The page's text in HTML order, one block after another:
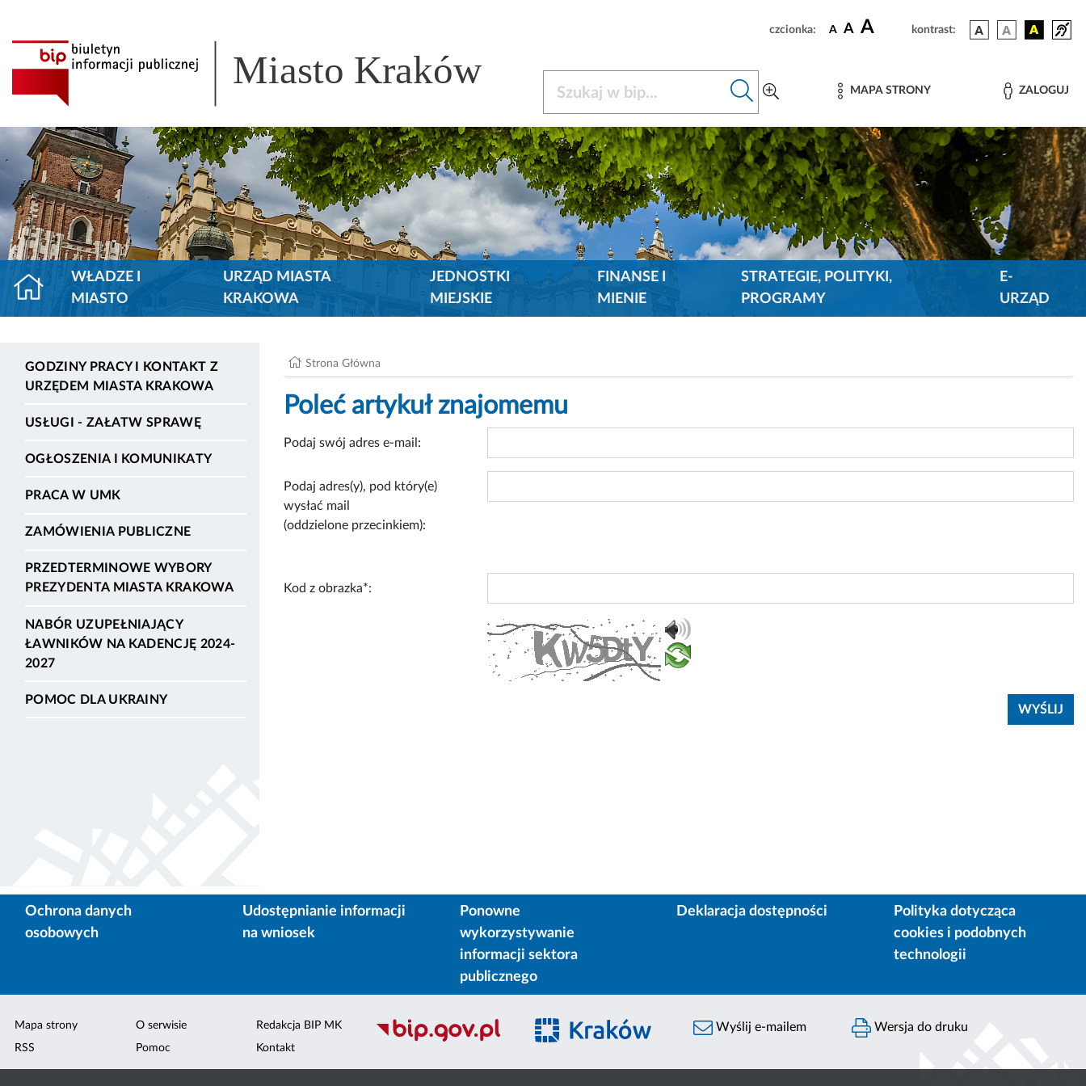
czcionka: A A A kontrast:
Miasto Kraków MAPA STRONY ZALOGUJ
WŁADZE I
MIASTO
URZĄD MIASTA
KRAKOWA
JEDNOSTKI
MIEJSKIE
FINANSE I
MIENIE
STRATEGIE, POLITYKI,
PROGRAMY
E-
URZĄD
GODZINY PRACY I KONTAKT Z
URZĘDEM MIASTA KRAKOWA
USŁUGI - ZAŁATW SPRAWĘ
OGŁOSZENIA I KOMUNIKATY
PRACA W UMK
ZAMÓWIENIA PUBLICZNE
PRZEDTERMINOWE WYBORY
PREZYDENTA MIASTA KRAKOWA
NABÓR UZUPEŁNIAJĄCY
ŁAWNIKÓW NA KADENCJĘ 2024-
2027
POMOC DLA UKRAINY
Strona Główna
Poleć artykuł znajomemu
Podaj swój adres e-mail:
Podaj adres(y), pod który(e)
wysłać mail
(oddzielone przecinkiem):
Kod z obrazka*:
Ochrona danych
osobowych
Udostępnianie informacji
na wniosek
Ponowne
wykorzystywanie
informacji sektora
publicznego
Deklaracja dostępności
Polityka dotycząca
cookies i podobnych
technologii
Mapa strony
RSS
O serwisie
Pomoc
Redakcja BIP MK
Kontakt
Wyślij e-mailem Wersja do druku